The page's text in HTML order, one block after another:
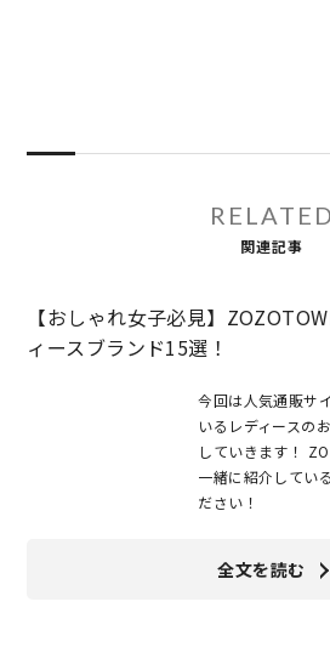
RELATED
関連記事
【おしゃれ女子必見】
ィースブランド15選！
今回は人気通販サ
いるレディースの
していきます！
一緒に紹介してい
ださい！
全文を読む